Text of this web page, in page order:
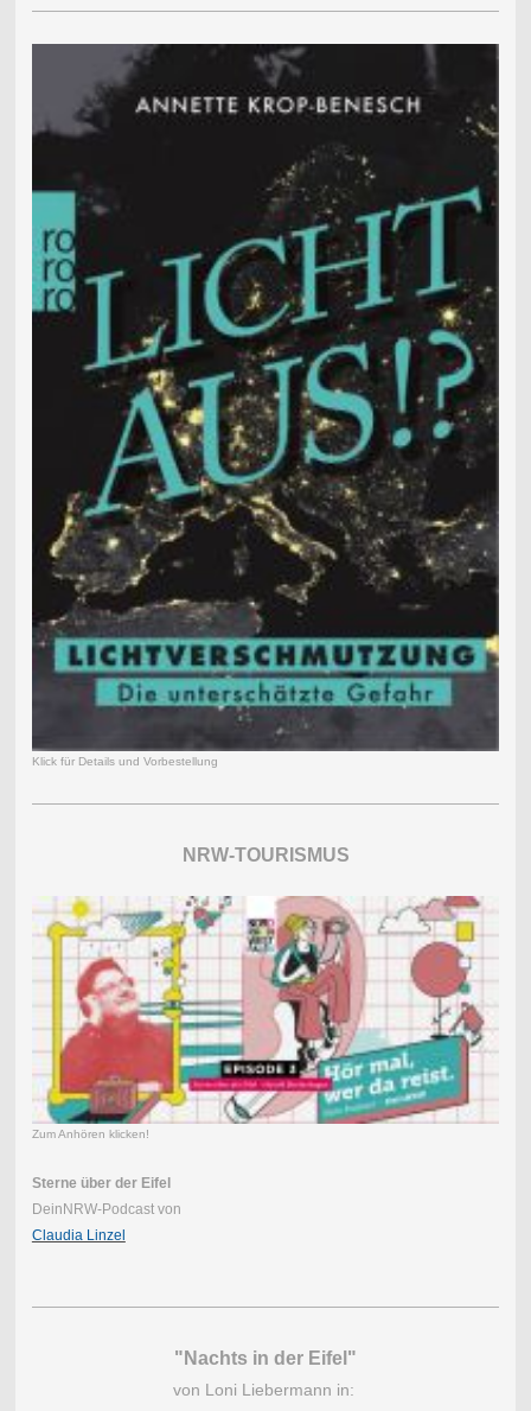
Klick für Details und Vorbestellung
NRW-TOURISMUS
Zum Anhören klicken!
Sterne über der Eifel
DeinNRW-Podcast von
Claudia Linzel
"Nachts in der Eifel"
von Loni Liebermann in: